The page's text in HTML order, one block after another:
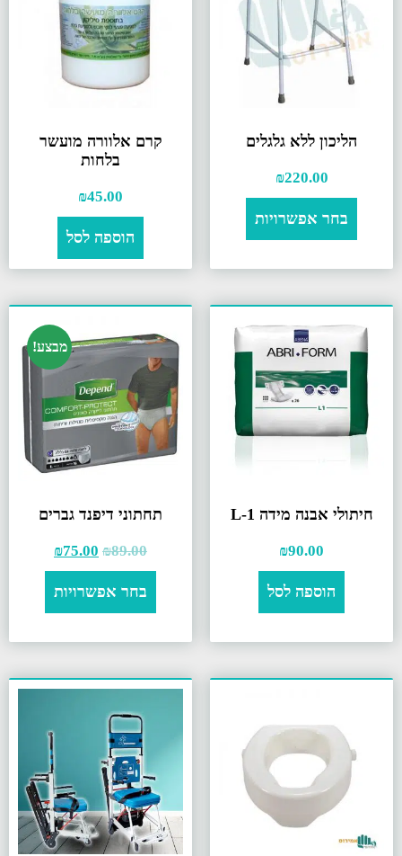
הליכון ללא גלגלים
₪220.00
בחר אפשרויות
קרם אלוורה מועשר
בלחות
₪45.00
הוספה לסל
חיתולי אבנה מידה L-1
₪90.00
הוספה לסל
מבצע!
תחתוני דיפנד גברים
₪89.00
₪75.00
בחר אפשרויות